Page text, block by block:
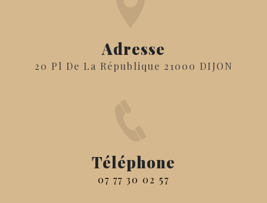
Adresse
20 Pl De La République 21000 DIJON
Téléphone
07 77 30 02 57